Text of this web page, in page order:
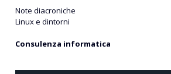
Note diacroniche
Linux e dintorni
Consulenza informatica